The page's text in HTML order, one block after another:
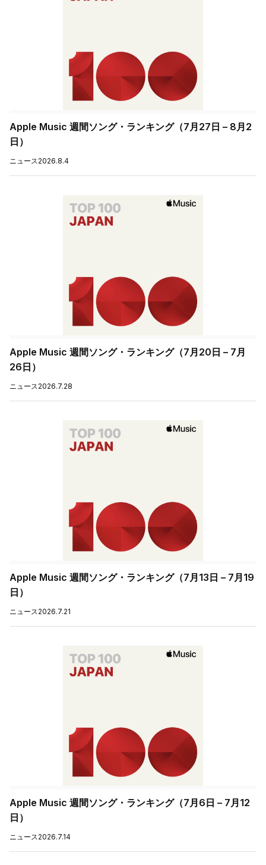
Apple Music 週間ソング・ランキング（7月27日 – 8月2
日）
ニュース2026.8.4
Apple Music 週間ソング・ランキング（7月20日 – 7月
26日）
ニュース2026.7.28
Apple Music 週間ソング・ランキング（7月13日 – 7月19
日）
ニュース2026.7.21
Apple Music 週間ソング・ランキング（7月6日 – 7月12
日）
ニュース2026.7.14